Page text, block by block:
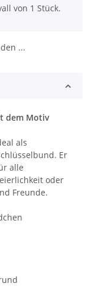
von 1 Stück.
...
dem Motiv
als
Er
alle
oder
Freunde.